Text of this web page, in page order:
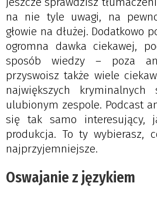
na nie tyle uwagi, na
głowie na dłużej. Dodatkowo
ogromna dawka ciekawej,
sposób wiedzy – poza
przyswoisz także wiele
największych
ulubionym zespole. Podcast
się tak samo interesujący,
produkcja. To ty wybierasz,
najprzyjemniejsze.
Oswajanie z językiem